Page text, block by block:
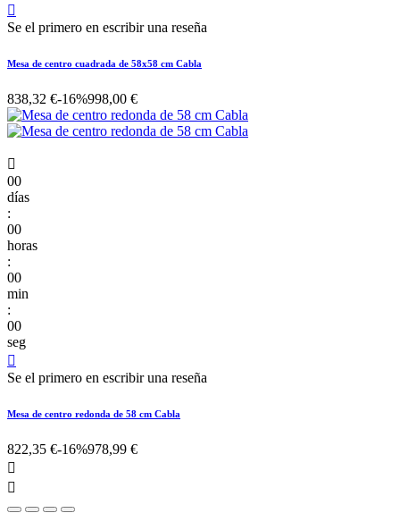

Se el primero en escribir una reseña
Mesa de centro cuadrada de 58x58 cm Cabla
838,32 €-16%998,00 €

00
días
:
00
horas
:
00
min
:
00
seg

Se el primero en escribir una reseña
Mesa de centro redonda de 58 cm Cabla
822,35 €-16%978,99 €

